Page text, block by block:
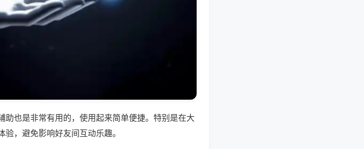
助也是非常有用的，使用起来简单便捷。特别是在大
，避免影响好友间互动乐趣。